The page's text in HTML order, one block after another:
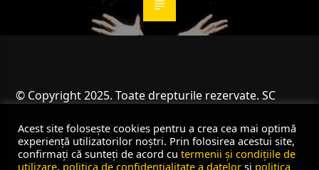
© Copyright 2025. Toate drepturile rezervate. SC
Acest site folosește cookies pentru a crea cea mai optimă
experiență utilizatorilor noștri. Prin folosirea acestui site,
confirmați că sunteți de acord cu termenii și condițiile de
utilizare, politica de confidențialitate a datelor și politica